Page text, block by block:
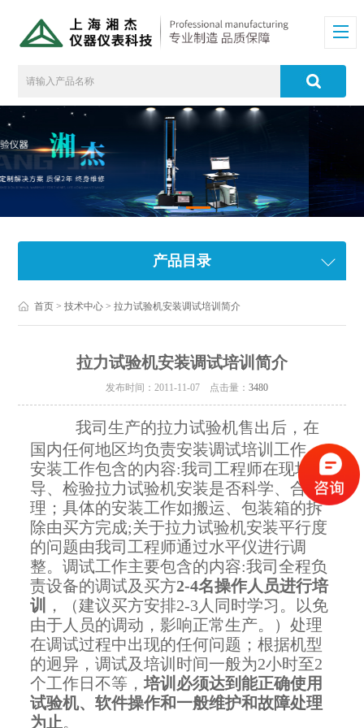
产品目录
首页 >技术中心 > 拉力试验机安装调试培训简介
拉力试验机安装调试培训简介
发布时间：2011-11-07 点击量： 3480
我司生产的拉力试验机售出后，在
国内任何地区均负责安装调试培训工作。
安装工作包含的内容:我司工程师在现场指
导、检验拉力试验机安装是否科学、合
理；具体的安装工作如搬运、包装箱的拆
除由买方完成;关于拉力试验机安装平行度
的问题由我司工程师通过水平仪进行调
整。调试工作主要包含的内容:我司全程负
责设备的调试及买方2-4名操作人员进行培
训
，（建议买方安排2-3人同时学习。以免
由于人员的调动，影响正常生产。）处理
在调试过程中出现的任何问题；根据机型
的迥异，调试及培训时间一般为2小时至2
个工作日不等，培训必须达到能正确使用
试验机、软件操作和一般维护和故障处理
为止。